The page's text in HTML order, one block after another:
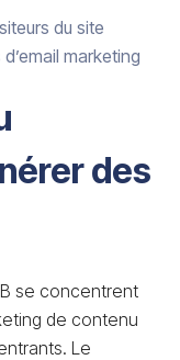
du site
marketing
des
se concentrent
de contenu
Le